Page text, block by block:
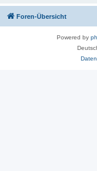
Foren-Übersicht
Powered by